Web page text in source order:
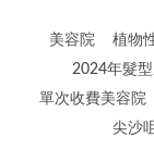
美容院 植物
2024年髮
單次收費美容院
尖沙